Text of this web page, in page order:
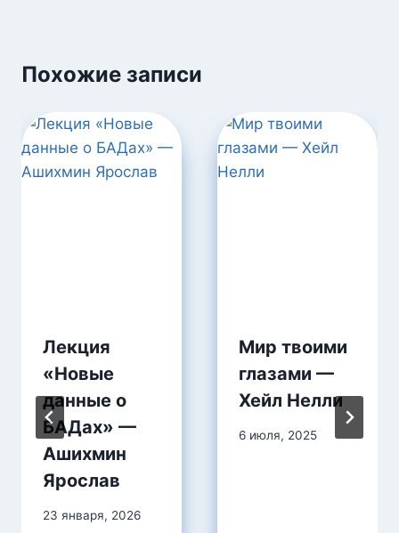
Похожие записи
Лекция
«Новые
данные о
БАДах» —
Ашихмин
Ярослав
23 января, 2026
Мир твоими
глазами —
Хейл Нелли
6 июля, 2025